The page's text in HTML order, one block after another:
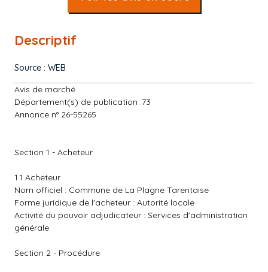
Descriptif
Source : WEB
Avis de marché
Département(s) de publication :73
Annonce n° 26-55265
Section 1 - Acheteur
1.1 Acheteur
Nom officiel : Commune de La Plagne Tarentaise
Forme juridique de l'acheteur : Autorité locale
Activité du pouvoir adjudicateur : Services d'administration
générale
Section 2 - Procédure